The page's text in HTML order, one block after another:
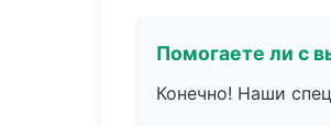
Помогаете ли с
Конечно! Наши